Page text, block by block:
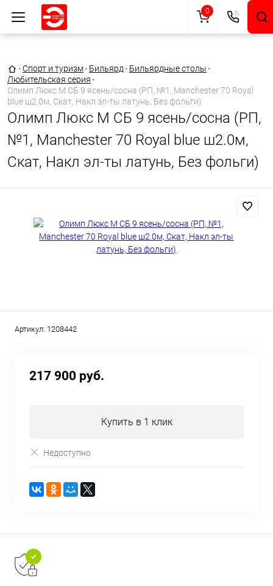
Главная страница
•Спорт и туризм• Бильярд • Бильярдные столы •
Любительская серия •
Олимп Люкс М СБ 9 ясень/сосна (РП, №1, Manchester 70 Royal
blue ш2.0м, Скат, Накл эл-ты латунь, Без фольги)
Олимп Люкс М СБ 9 ясень/сосна (РП,
№1, Manchester 70 Royal blue ш2.0м,
Скат, Накл эл-ты латунь, Без фольги)
Артикул: 1208442
217 900 руб.
Купить в 1 клик
Недоступно
0